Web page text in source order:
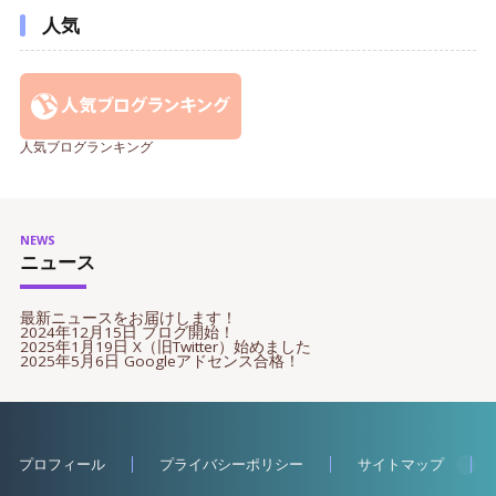
人気
人気ブログランキング
ニュース
NEWS
最新ニュースをお届けします！
2024年12月15日 ブログ開始！
2025年1月19日 X（旧Twitter）始めました
2025年5月6日 Googleアドセンス合格！
プロフィール プライバシーポリシー サイトマップ